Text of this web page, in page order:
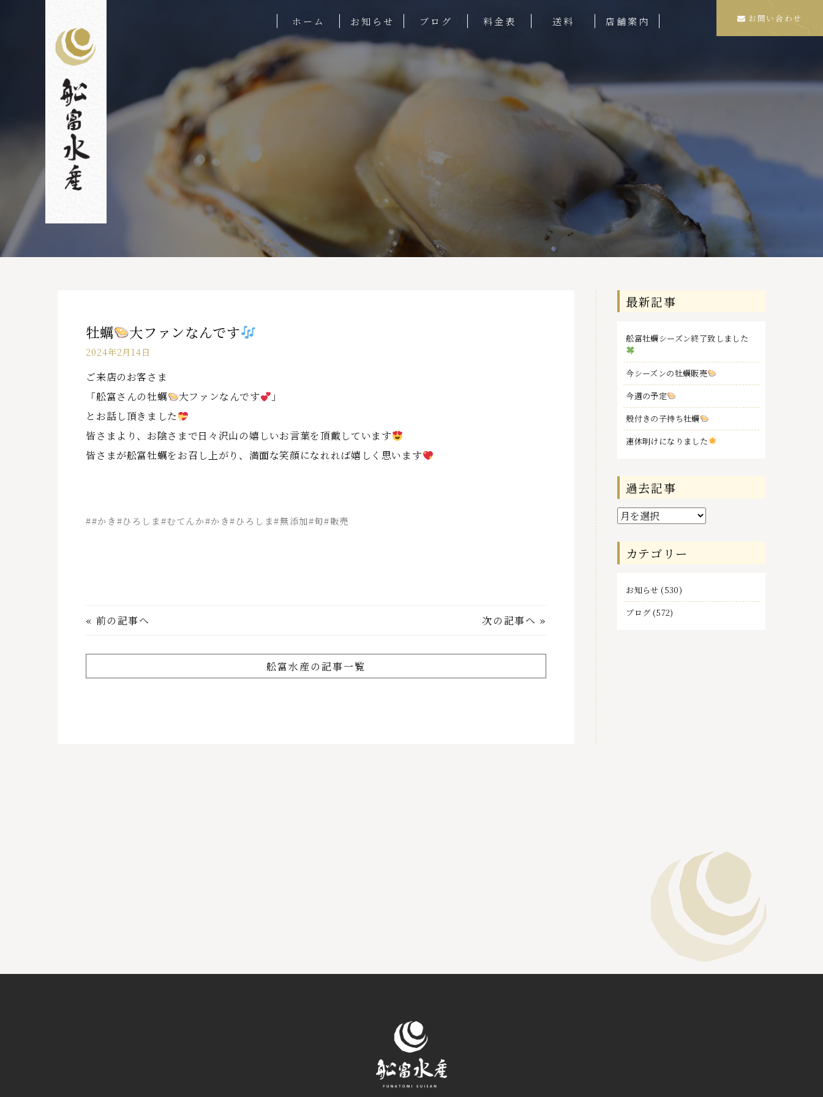
ホーム お知らせ ブログ 料金表 送料 店舗案内 お問い合わせ
牡蠣 大ファンなんです
2024年2月14日
ご来店のお客さま
「舩富さんの牡蠣
大ファンなんです
」
とお話し頂きました
皆さまより、お陰さまで日々沢山の嬉しいお言葉を頂戴しています
皆さまが舩富牡蠣をお召し上がり、満面な笑顔になれれば嬉しく思います
##かき#ひろしま#むてんか#かき#ひろしま#無添加#旬#販売
« 前の記事へ 次の記事へ »
舩富水産の記事一覧
最新記事
舩富牡蠣シーズン終了致しました
今シーズンの牡蠣販売
今週の予定
殻付きの子持ち牡蠣
連休明けになりました
過去記事
過
去
記
事カテゴリー
お知らせ (530)
ブログ (572)